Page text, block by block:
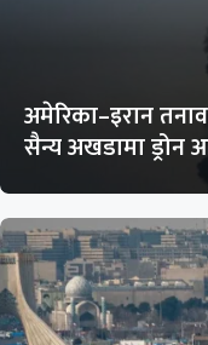
अमेरिका–इरान
सैन्य अखडामा ड्रोन